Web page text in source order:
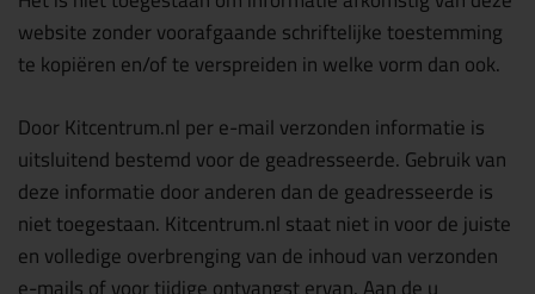
website zonder voorafgaande schriftelijke toestemming
te kopiëren en/of te verspreiden in welke vorm dan ook.
Door Kitcentrum.nl per e-mail verzonden informatie is
uitsluitend bestemd voor de geadresseerde. Gebruik van
deze informatie door anderen dan de geadresseerde is
niet toegestaan. Kitcentrum.nl staat niet in voor de juiste
en volledige overbrenging van de inhoud van verzonden